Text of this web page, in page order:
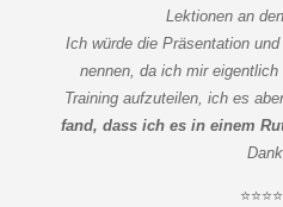
Lektionen an
Ich würde die Präsentation
nennen, da ich mir
Training aufzuteilen, ich es
fand, dass ich es in einem